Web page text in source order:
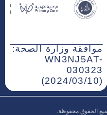
موافقة وزارة الصحة:
WN3NJ5AT-
030323
(2024/03/10)